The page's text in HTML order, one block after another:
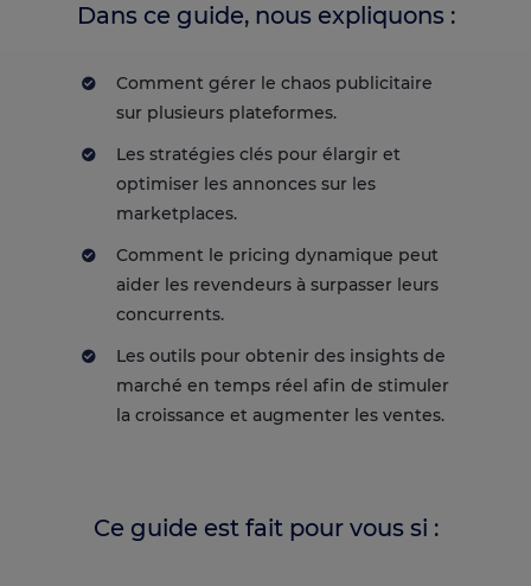
Dans ce guide, nous expliquons :
Comment gérer le chaos publicitaire
sur plusieurs plateformes.
Les stratégies clés pour élargir et
optimiser les annonces sur les
marketplaces.
Comment le pricing dynamique peut
aider les revendeurs à surpasser leurs
concurrents.
Les outils pour obtenir des insights de
marché en temps réel afin de stimuler
la croissance et augmenter les ventes.
Ce guide est fait pour vous si :